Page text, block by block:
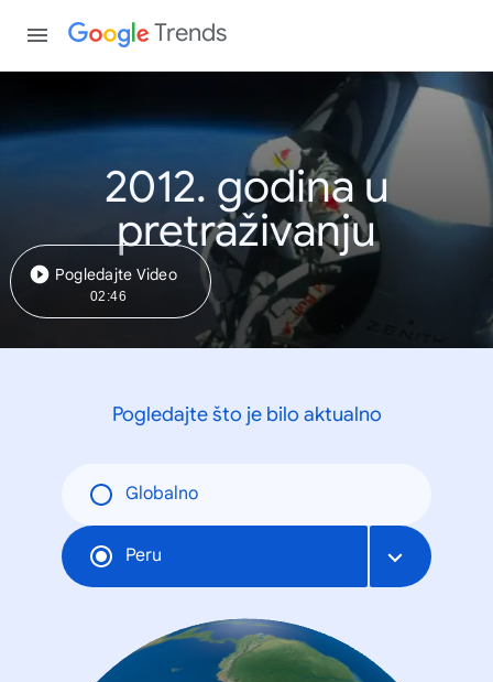
Trends
2012. godina u
pretraživanju
Pogledajte Video
02:46
Pogledajte što je bilo aktualno
Globalno
Peru